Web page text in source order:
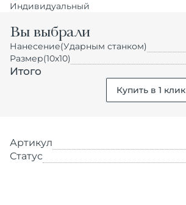
Индивидуальный
Вы выбрали
Нанесение(Ударным станком)
Размер(10х10)
Итого
Купить в 1 клик
Артикул
Статус